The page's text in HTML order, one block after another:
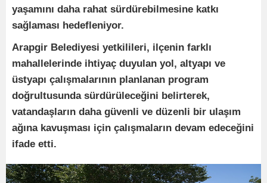
yaşamını daha rahat sürdürebilmesine katkı
sağlaması hedefleniyor.
Arapgir Belediyesi yetkilileri, ilçenin farklı
mahallelerinde ihtiyaç duyulan yol, altyapı ve
üstyapı çalışmalarının planlanan program
doğrultusunda sürdürüleceğini belirterek,
vatandaşların daha güvenli ve düzenli bir ulaşım
ağına kavuşması için çalışmaların devam edeceğini
ifade etti.